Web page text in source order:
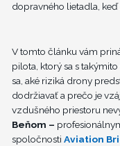
dopravného lietadla,
V tomto článku vám
pilota, ktorý sa s
sa, aké riziká drony
dodržiavať a prečo je
vzdušného priestoru
Beňom –
spoločnostiAviation